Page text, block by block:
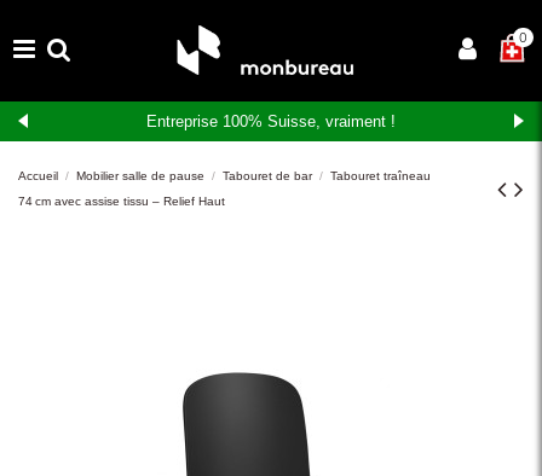
×0
Entreprise 100% Suisse, vraiment !
Accueil Mobilier salle de pause Tabouret de bar
Tabouret traîneau
74 cm avec assise tissu – Relief Haut